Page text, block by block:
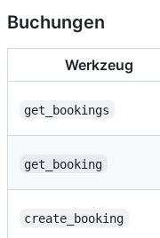
Buchungen
Werkzeug
get_bookings
get_booking
create_booking